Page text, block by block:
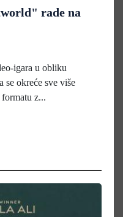
rade na
igara u obliku
se okreće sve više
z...